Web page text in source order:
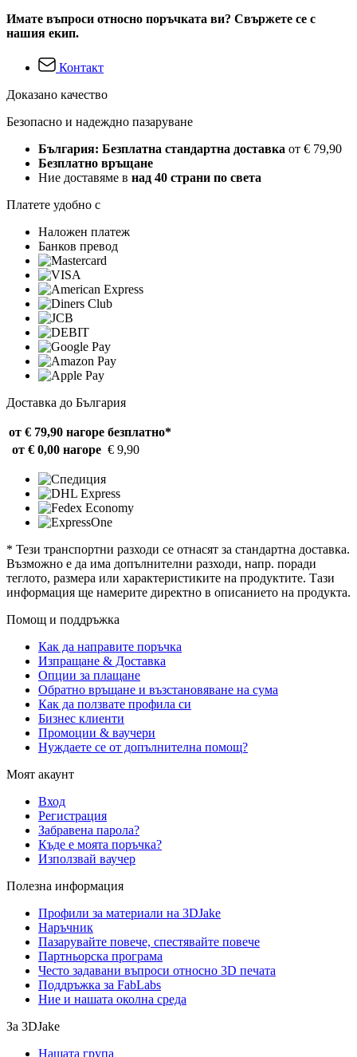
Имате въпроси относно поръчката ви? Свържете се с
нашия екип.
Контакт
Доказано качество
Безопасно и надеждно пазаруване
България: Безплатна стандартна доставка от € 79,90
Безплатно връщане
Ние доставяме в над 40 страни по света
Платете удобно с
Наложен платеж
Банков превод
Доставка до България
от € 79,90 нагоре безплатно*
от € 0,00 нагоре € 9,90
* Тези транспортни разходи се отнасят за стандартна доставка.
Възможно е да има допълнителни разходи, напр. поради
теглото, размера или характеристиките на продуктите. Тази
информация ще намерите директно в описанието на продукта.
Помощ и поддръжка
Как да направите поръчка
Изпращане & Доставка
Опции за плащане
Обратно връщане и възстановяване на сума
Как да ползвате профила си
Бизнес клиенти
Промоции & ваучери
Нуждаете се от допълнителна помощ?
Моят акаунт
Вход
Регистрация
Забравена парола?
Къде е моята поръчка?
Използвай ваучер
Полезна информация
Профили за материали на 3DJake
Наръчник
Пазарувайте повече, спестявайте повече
Партньорска програма
Често задавани въпроси относно 3D печата
Поддръжка за FabLabs
Ние и нашата околна среда
За 3DJake
Нашата група